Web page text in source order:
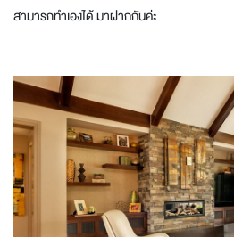
สามารถทำเองได้ มาฝากกันค่ะ